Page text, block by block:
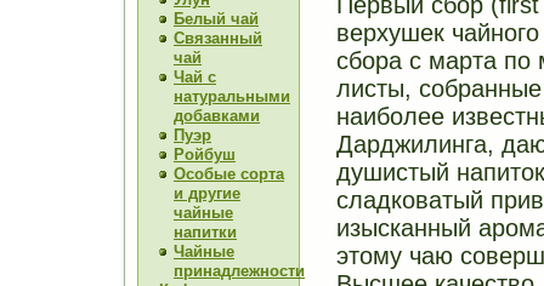
Белый чай
Связанный
чай
Чай с
натуральными
добавками
Пуэр
Ройбуш
Особые сорта
и другие
чайные
напитки
Чайные
принадлежности
верхушек
сбора с марта
листы,
наиболее
Дарджилинга,
душистый
сладковатый
изысканный
этому чаю